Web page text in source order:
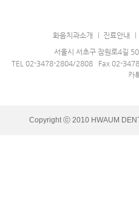
화음치과소개 진료안내
서울시 서초구 잠원로4길
TEL 02-3478-2804/2808 Fax 02-
카
Copyright ⓒ 2010 HWAUM